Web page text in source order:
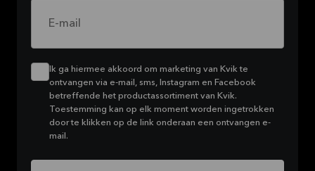
E-mail
Ik ga hiermee akkoord om marketing van Kvik te
ontvangen via e-mail, sms, Instagram en Facebook
betreffende het productassortiment van Kvik.
Toestemming kan op elk moment worden ingetrokken
door te klikken op de link onderaan een ontvangen e-
mail.